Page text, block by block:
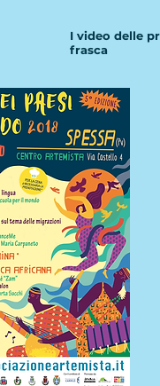
I video delle
frasca